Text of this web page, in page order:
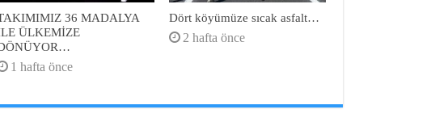
36 MADALYA
ÜLKEMİZE
1 hafta önce
Dört köyümüze sıcak asfalt…
2 hafta önce